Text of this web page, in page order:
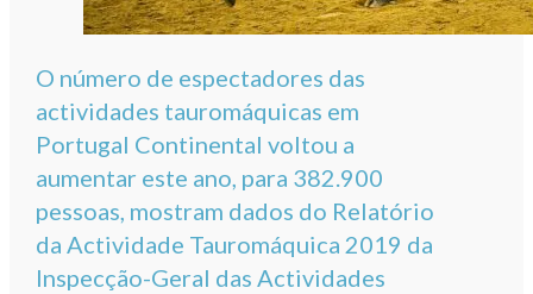
O número de espectadores das
actividades tauromáquicas em
Portugal Continental voltou a
aumentar este ano, para 382.900
pessoas, mostram dados do Relatório
da Actividade Tauromáquica 2019 da
Inspecção-Geral das Actividades